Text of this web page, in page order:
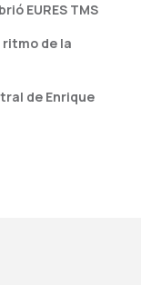
EURES TMS
de la
de Enrique